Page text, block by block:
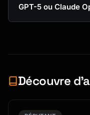
GPT-5 ou Claude
Découvre